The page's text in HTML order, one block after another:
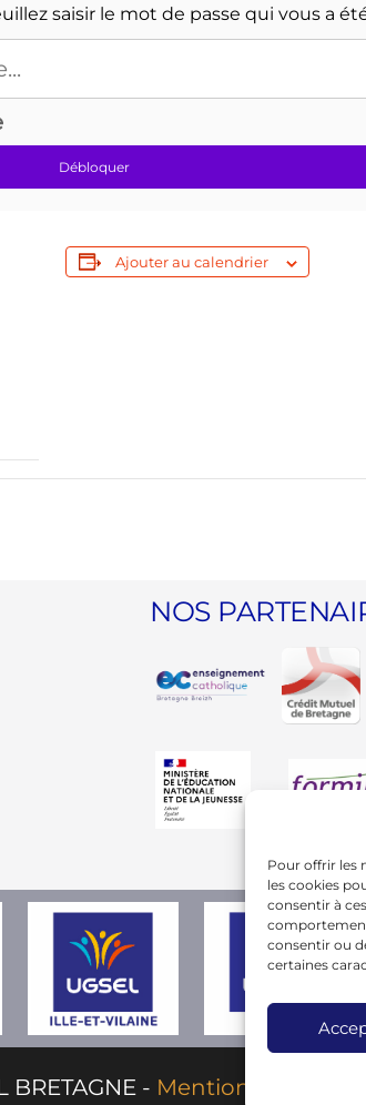
Pour offrir les
les cookies
consentir à
consentir ou
certaines
saisir le mot de passe qui vous a
Débloquer
Ajouter au calendrier
NOS
BRETAGNE - Mentions Légales